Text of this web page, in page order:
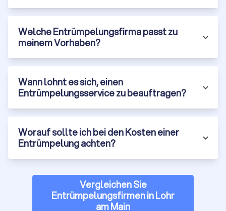
direktKontakt aufnehmenundIhre Anforderungen
undbis zu vier kostenlose, unverbindliche Angebote
anfordern.
Anbieter, der wirklich zu Ihrem Vorhaben passt.
Welche Entrümpelungsfirma passt zu
meinem Vorhaben?
Wann lohnt es sich, einen
Entrümpelungsservice zu beauftragen?
Worauf sollte ich bei den Kosten einer
Entrümpelung achten?
Vergleichen Sie
Entrümpelungsfirmen in Lohr
am Main